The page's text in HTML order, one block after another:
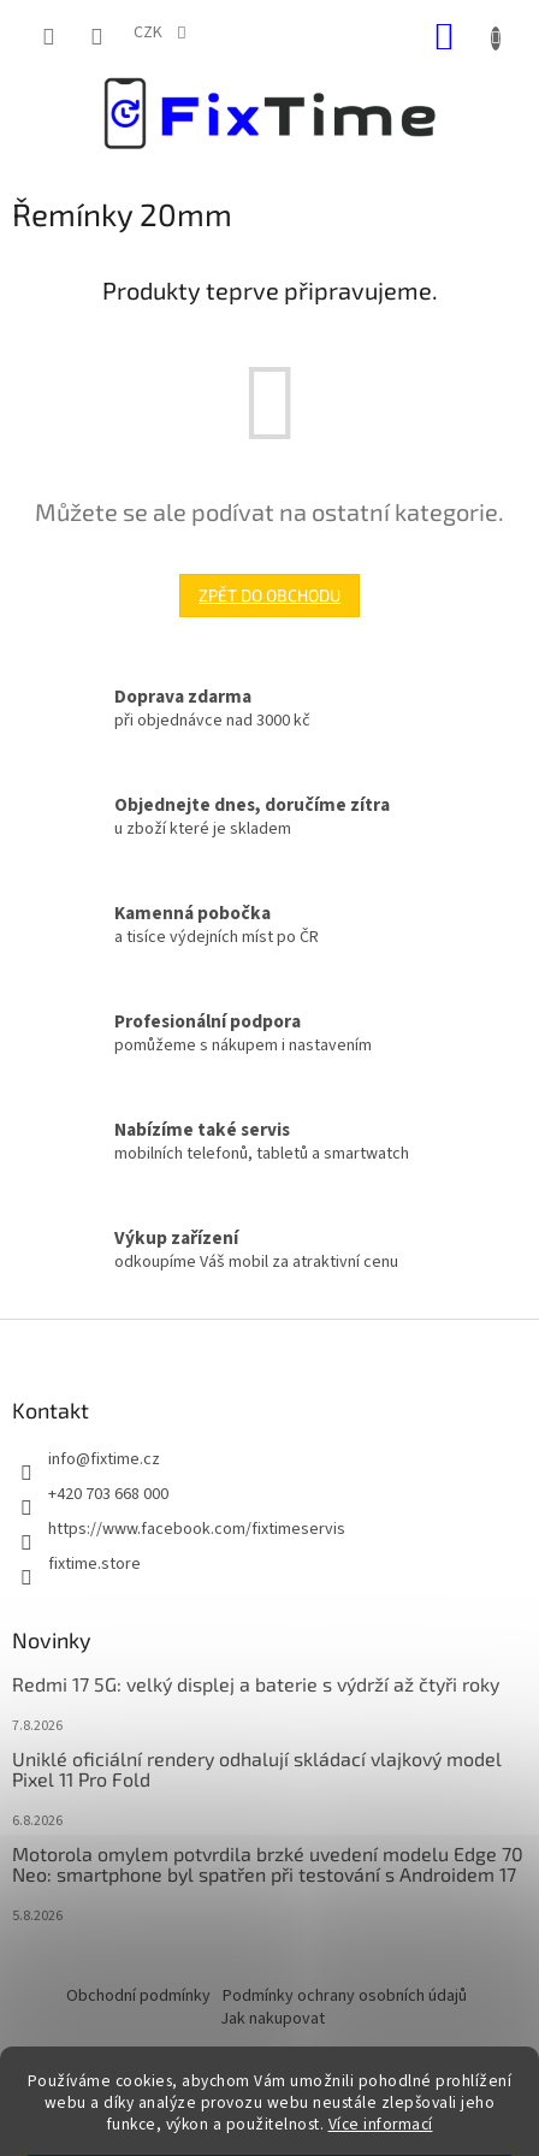
Používáme cookies, abychom Vám umožnili pohodlné prohlížení
webu a díky analýze provozu webu neustále zlepšovali jeho
funkce, výkon a použitelnost. Více informací
CZK
Řemínky 20mm
Produkty teprve připravujeme.
Můžete se ale podívat na ostatní kategorie.
ZPĚT DO OBCHODU
Doprava zdarma
při objednávce nad 3000 kč
Objednejte dnes, doručíme zítra
u zboží které je skladem
Kamenná pobočka
a tisíce výdejních míst po ČR
Profesionální podpora
pomůžeme s nákupem i nastavením
Nabízíme také servis
mobilních telefonů, tabletů a smartwatch
Výkup zařízení
odkoupíme Váš mobil za atraktivní cenu
Kontakt
info@fixtime.cz
+420 703 668 000
https://www.facebook.com/fixtimeservis
fixtime.store
Novinky
Redmi 17 5G: velký displej a baterie s výdrží až čtyři roky
7.8.2026
Uniklé oficiální rendery odhalují skládací vlajkový model
Pixel 11 Pro Fold
6.8.2026
Motorola omylem potvrdila brzké uvedení modelu Edge 70
Neo: smartphone byl spatřen při testování s Androidem 17
5.8.2026
Obchodní podmínky Podmínky ochrany osobních údajů
Jak nakupovat
Vytvořil Shoptet